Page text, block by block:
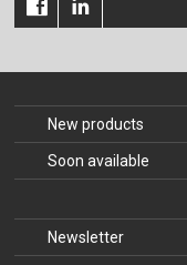
New products
Soon available
Newsletter